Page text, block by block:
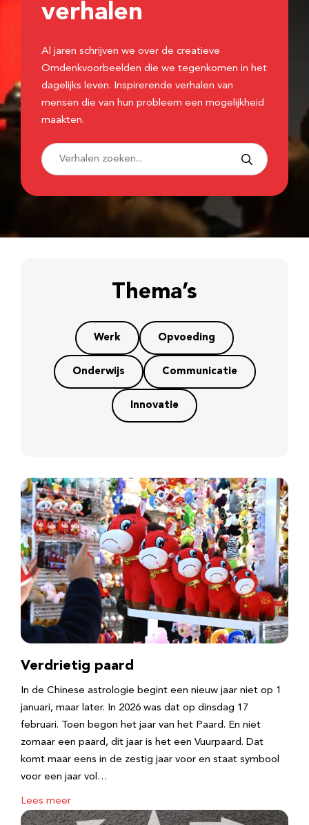
verhalen
Al jaren schrijven we over de creatieve
Omdenkvoorbeelden die we tegenkomen in het
dagelijks leven. Inspirerende verhalen van
mensen die van hun probleem een mogelijkheid
maakten.
Thema’s
Werk Opvoeding
Onderwijs Communicatie
Innovatie
Verdrietig paard
In de Chinese astrologie begint een nieuw jaar niet op 1
januari, maar later. In 2026 was dat op dinsdag 17
februari. Toen begon het jaar van het Paard. En niet
zomaar een paard, dit jaar is het een Vuurpaard. Dat
komt maar eens in de zestig jaar voor en staat symbool
voor een jaar vol…
Lees meer